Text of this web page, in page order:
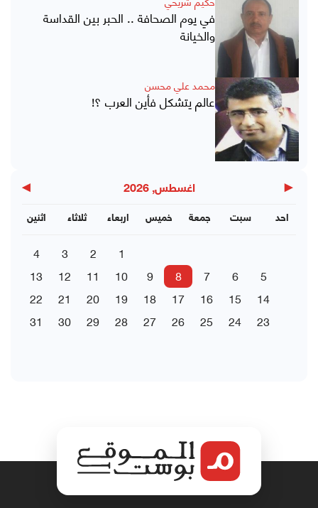
في يوم الصحافة .. الحبر بين القداسة
والخيانة
محمد علي محسن
عالم يتشكل فأين العرب ؟!
◀ اغسطس, 2026 ▶
اثنين ثلاثاء اربعاء خميس جمعة سبت احد
1
2
3
4
5
6
7
8
9
10
11
12
13
14
15
16
17
18
19
20
21
22
23
24
25
26
27
28
29
30
31